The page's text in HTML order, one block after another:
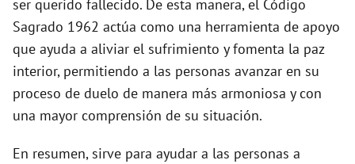
ser querido fallecido. De esta manera, el Código
Sagrado 1962 actúa como una herramienta de apoyo
que ayuda a aliviar el sufrimiento y fomenta la paz
interior, permitiendo a las personas avanzar en su
proceso de duelo de manera más armoniosa y con
una mayor comprensión de su situación.
En resumen, sirve para ayudar a las personas a